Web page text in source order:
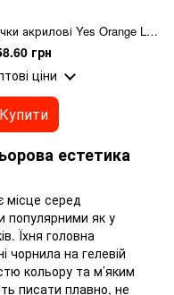
Ручки акрилові Yes Orange Line набір 12 шт у PET пакуванні
грн
ціни
Купити
естетика
місце серед
популярними як у
Їхня головна
чорнила на гелевій
кольору та м’яким
писати плавно, не